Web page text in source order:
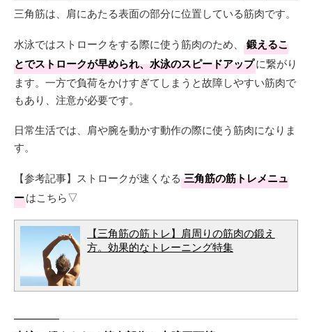
三角筋は、肩にあたる表面の部分に位置している筋肉です。
水泳ではストロークをする際に使う筋肉のため、
鍛えるこ
とでストロークが早められ、水泳のスピードアップに繋がり
ます。一方で負荷をかけすぎてしまうと故障しやすい筋肉で
もあり、注意が必要です。
日常生活では、肩や腕を動かす動作の際に使う筋肉になりま
す。
【参考記事】ストロークが速くなる 三角筋の筋トレメニュ
ーはこちら▽
【三角筋の筋トレ】肩周りの筋肉の鍛え
方。効果的なトレーニング特集